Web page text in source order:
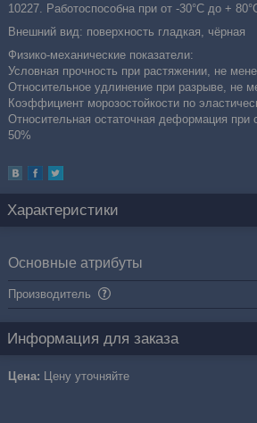
10227. Работоспособна при от -30°С до +
Внешний вид: поверхность гладкая, чёрная
Физико-механические показатели:
Условная прочность при растяжении, не
Относительное удлинение при разрыве, не
Коэффициент морозостойкости по
Относительная остаточная деформация при
50%
Характеристики
Основные атрибуты
Производитель
Информация для заказа
Цена: Цену уточняйте